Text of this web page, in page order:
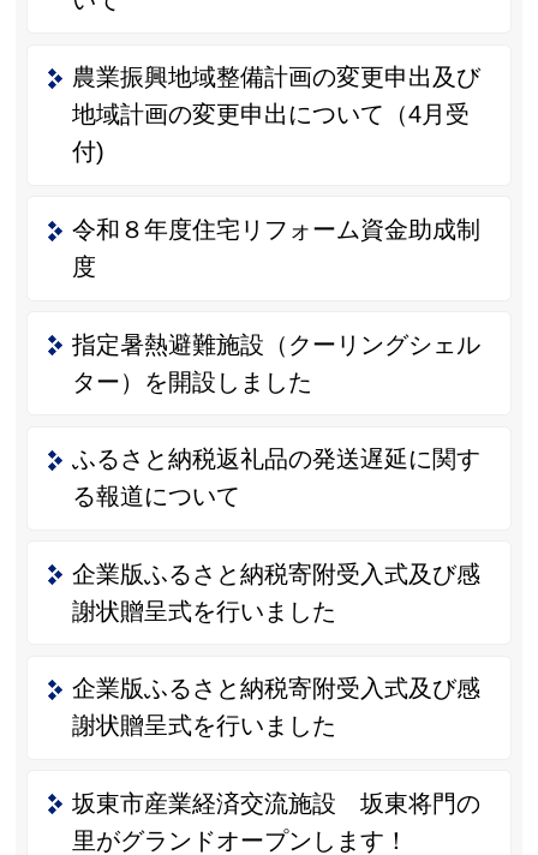
農業振興地域整備計画の変更申出及び
地域計画の変更申出について（4月受
付)
令和８年度住宅リフォーム資金助成制
度
指定暑熱避難施設（クーリングシェル
ター）を開設しました
ふるさと納税返礼品の発送遅延に関す
る報道について
企業版ふるさと納税寄附受入式及び感
謝状贈呈式を行いました
企業版ふるさと納税寄附受入式及び感
謝状贈呈式を行いました
坂東市産業経済交流施設 坂東将門の
里がグランドオープンします！